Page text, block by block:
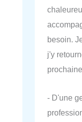
besoin.
j'y
- D'une